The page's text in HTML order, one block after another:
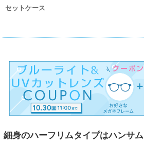
セットケース
細身のハーフリムタイプはハンサ